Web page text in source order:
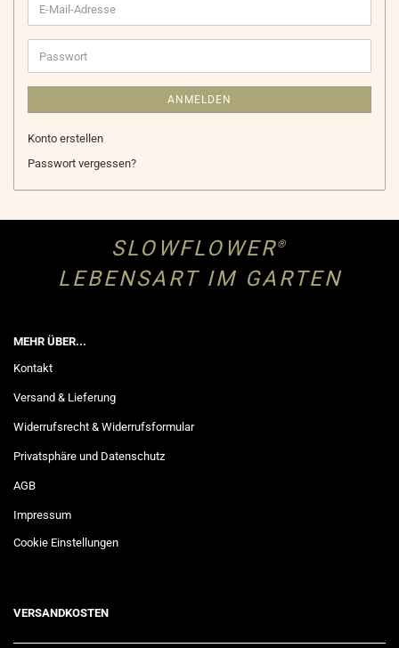
E-
Mail-
Adresse
Passwort
ANMELDEN
Konto erstellen
Passwort vergessen?
SLOWFLOWER®
LEBENSART IM GARTEN
MEHR ÜBER...
Kontakt
Versand & Lieferung
Widerrufsrecht & Widerrufsformular
Privatsphäre und Datenschutz
AGB
Impressum
Cookie Einstellungen
VERSANDKOSTEN